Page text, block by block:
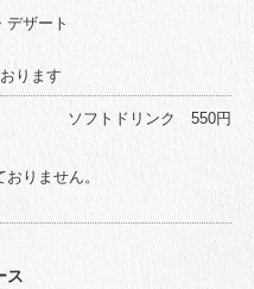
デザート
ります
ソフトドリンク 550円
りません。
ス